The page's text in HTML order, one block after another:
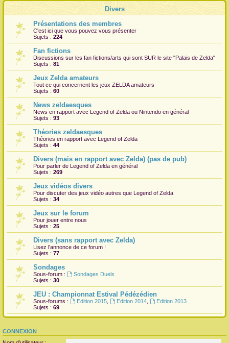
Divers
Présentations des membres
C'est ici que vous pouvez vous présenter
Sujets : 224
Fan fictions
Discussions sur les fan fictions/arts qui sont SUR le site "Palais de Zelda"
Sujets : 81
Jeux Zelda amateurs
Tout ce qui concernent les jeux ZELDA amateurs
Sujets : 60
News zeldaesques
News en rapport avec Legend of Zelda ou Nintendo en général
Sujets : 93
Théories zeldaesques
Théories en rapport avec Legend of Zelda
Sujets : 44
Divers (mais en rapport avec Zelda) (pas de pub)
Pour parler de Legend of Zelda en général
Sujets : 269
Jeux vidéos divers
Pour discuter des jeux vidéo autres que Legend of Zelda
Sujets : 34
Jeux sur le forum
Pour jouer entre nous
Sujets : 25
Divers (sans rapport avec Zelda)
Lisez l'annonce de ce forum !
Sujets : 77
Sondages
Sous-forum :
Sondages Duels
Sujets : 30
JEU : Championnat Estival Pédézédien
Sous-forums : Edition 2015, Edition 2014,
Edition 2013
Sujets : 69
CONNEXION